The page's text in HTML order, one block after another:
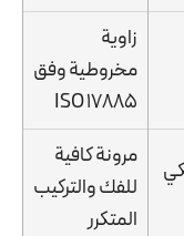
زاوية
مخروطية وفق
ISO 17885
مرونة كافية
للفك والتركيب
المتكرر